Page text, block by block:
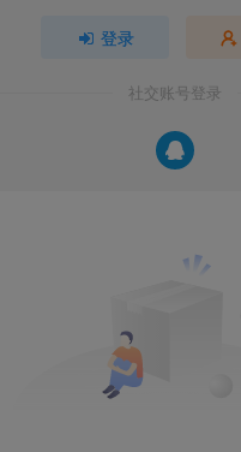
登录
社交账号登录